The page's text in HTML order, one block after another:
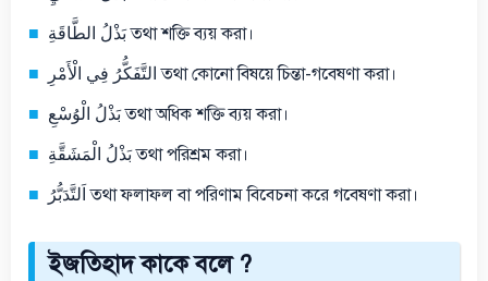
بَذْلُ الطَّاقَةِ তথা শক্তি ব্যয় করা।
التَّفَكُّرُ فِي الْأَمْرِ তথা কোনো বিষয়ে চিন্তা-গবেষণা করা।
بَذْلُ الْوُسْعِ তথা অধিক শক্তি ব্যয় করা।
بَذْلُ الْمَشَقَّةِ তথা পরিশ্রম করা।
اَلتَّدَبُّرُ তথা ফলাফল বা পরিণাম বিবেচনা করে গবেষণা করা।
ইজতিহাদ কাকে বলে ?